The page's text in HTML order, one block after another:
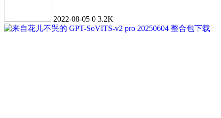
2022-08-05 0 3.2K